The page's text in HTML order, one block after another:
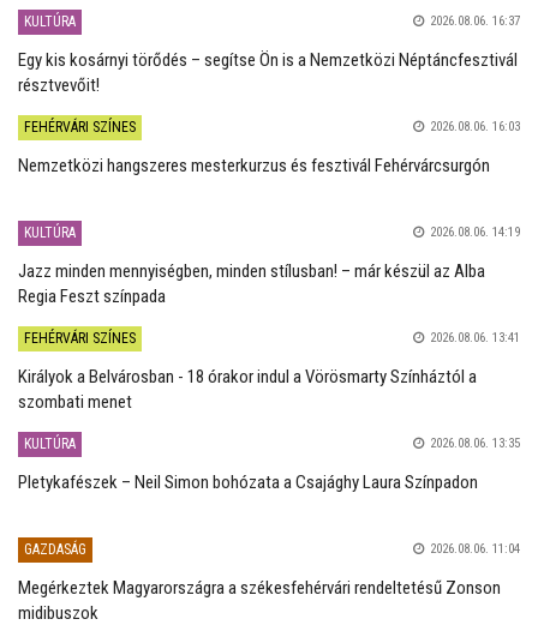
KULTÚRA 2026.08.06. 16:37
Egy kis kosárnyi törődés – segítse Ön is a Nemzetközi Néptáncfesztivál
résztvevőit!
FEHÉRVÁRI SZÍNES 2026.08.06. 16:03
Nemzetközi hangszeres mesterkurzus és fesztivál Fehérvárcsurgón
KULTÚRA 2026.08.06. 14:19
Jazz minden mennyiségben, minden stílusban! – már készül az Alba
Regia Feszt színpada
FEHÉRVÁRI SZÍNES 2026.08.06. 13:41
Királyok a Belvárosban - 18 órakor indul a Vörösmarty Színháztól a
szombati menet
KULTÚRA 2026.08.06. 13:35
Pletykafészek – Neil Simon bohózata a Csajághy Laura Színpadon
GAZDASÁG 2026.08.06. 11:04
Megérkeztek Magyarországra a székesfehérvári rendeltetésű Zonson
midibuszok